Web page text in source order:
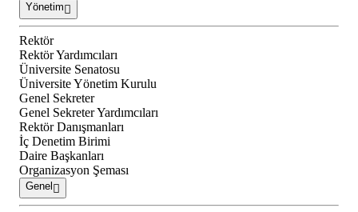
Yönetim
Rektör
Rektör Yardımcıları
Üniversite Senatosu
Üniversite Yönetim Kurulu
Genel Sekreter
Genel Sekreter Yardımcıları
Rektör Danışmanları
İç Denetim Birimi
Daire Başkanları
Organizasyon Şeması
Genel